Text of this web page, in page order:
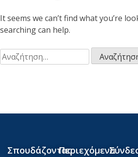
It seems we can’t find what you’re
searching can help.
ΣπουδάζονταςΠεριεχόμενα